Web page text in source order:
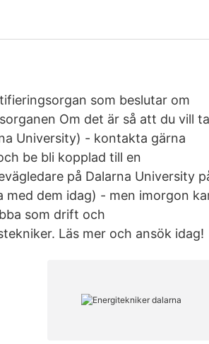
som beslutar om
Om det är så att du vill ta
University) - kontakta gärna
be bli kopplad till en
på Dalarna University
dem idag) - men imorgon
som drift och
Läs mer och ansök idag!